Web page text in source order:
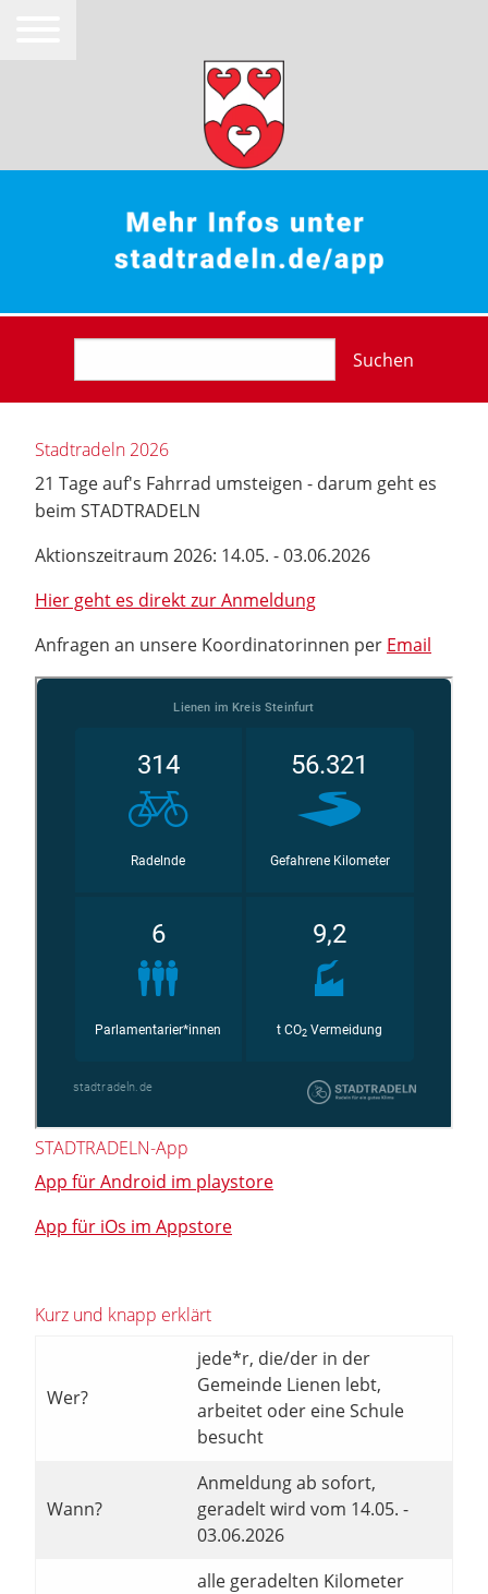
Suchen
Stadtradeln 2026
21 Tage auf's Fahrrad umsteigen - darum geht es
beim STADTRADELN
Aktionszeitraum 2026: 14.05. - 03.06.2026
Hier geht es direkt zur Anmeldung
Anfragen an unsere Koordinatorinnen per Email
STADTRADELN-App
App für Android im playstore
App für iOs im Appstore
Kurz und knapp erklärt
Wer?
jede*r, die/der in der
Gemeinde Lienen lebt,
arbeitet oder eine Schule
besucht
Wann?
Anmeldung ab sofort,
geradelt wird vom 14.05. -
03.06.2026
alle geradelten Kilometer